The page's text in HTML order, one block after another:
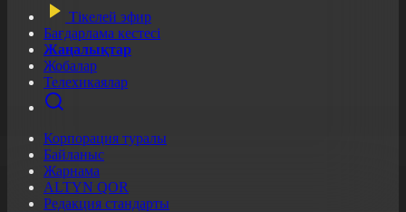
Тікелей эфир
Бағдарлама кестесі
Жаңалықтар
Жобалар
Телехикаялар
Корпорация туралы
Байланыс
Жарнама
ALTYN QOR
Редакция стандарты